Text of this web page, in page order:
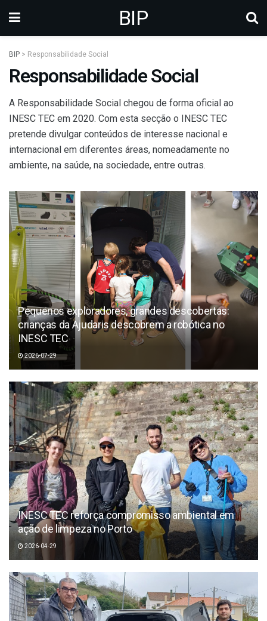
BIP
BIP > Responsabilidade Social
Responsabilidade Social
A Responsabilidade Social chegou de forma oficial ao
INESC TEC em 2020. Com esta secção o INESC TEC
pretende divulgar conteúdos de interesse nacional e
internacional em diferentes áreas, nomeadamente no
ambiente, na saúde, na sociedade, entre outras.
Pequenos exploradores, grandes descobertas:
crianças da Ajudaris descobrem a robótica no
INESC TEC
2026-07-29
INESC TEC reforça compromisso ambiental em
ação de limpeza no Porto
2026-04-29